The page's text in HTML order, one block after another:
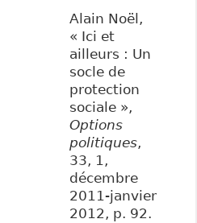
Alain Noël,
« Ici et
ailleurs : Un
socle de
protection
sociale »,
Options
politiques,
33, 1,
décembre
2011-janvier
2012, p. 92.